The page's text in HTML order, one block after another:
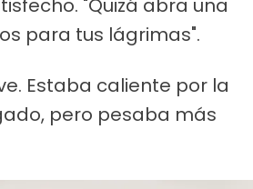
"Quizá abra una
para tus lágrimas".
Estaba caliente por la
pero pesaba más